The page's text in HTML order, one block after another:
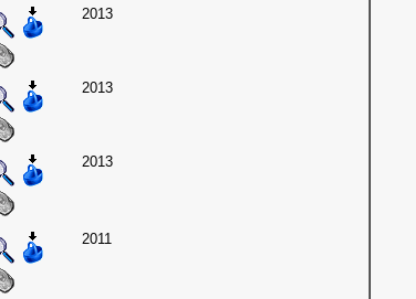
2013
2013
2013
2011